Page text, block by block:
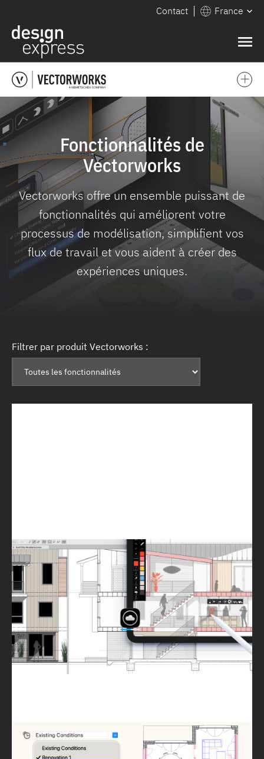
Contact France
❌
Fonctionnalités de
Vectorworks
Vectorworks offre un ensemble puissant de
fonctionnalités qui améliorent votre
processus de modélisation, simplifient vos
flux de travail et vous aident à créer des
expériences uniques.
Filtrer par produit Vectorworks :
Se connecter à Morpholio Trace
Système de phasage